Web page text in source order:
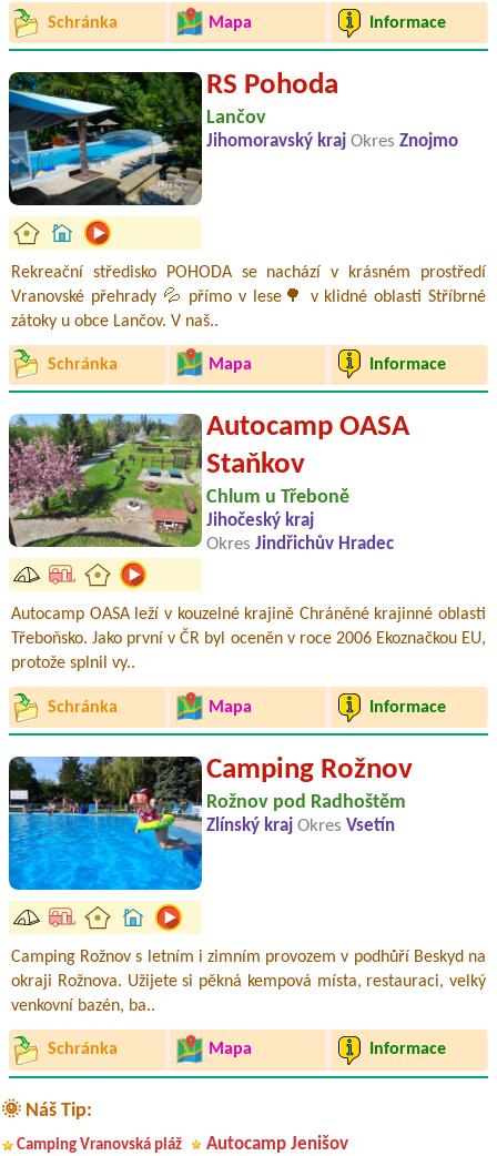
Schránka Mapa Informace
RS Pohoda
Lančov
Jihomoravský kraj Okres Znojmo
Rekreační středisko POHODA se nachází v krásném prostředí
Vranovské přehrady 💦 přímo v lese🌳 v klidné oblasti Stříbrné
zátoky u obce Lančov. V naš..
Schránka Mapa Informace
Autocamp OASA
Staňkov
Chlum u Třeboně
Jihočeský kraj
Okres Jindřichův Hradec
Autocamp OASA leží v kouzelné krajině Chráněné krajinné oblasti
Třeboňsko. Jako první v ČR byl oceněn v roce 2006 Ekoznačkou EU,
protože splnil vy..
Schránka Mapa Informace
Camping Rožnov
Rožnov pod Radhoštěm
Zlínský kraj Okres Vsetín
Camping Rožnov s letním i zimním provozem v podhůří Beskyd na
okraji Rožnova. Užijete si pěkná kempová místa, restauraci, velký
venkovní bazén, ba..
Schránka Mapa Informace
🌞 Náš Tip:
Camping Vranovská pláž
Autocamp Jenišov